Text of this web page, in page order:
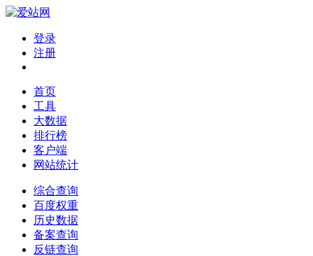
登录
注册
首页
工具
大数据
排行榜
客户端
网站统计
综合查询
百度权重
历史数据
备案查询
反链查询